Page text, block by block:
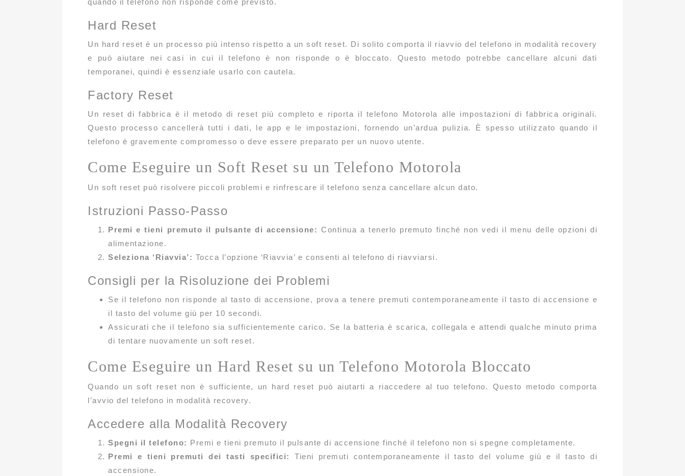
Hard Reset
Un hard reset è un processo più intenso rispetto a un soft reset. Di solito comporta il riavvio del telefono in modalità recovery
e può aiutare nei casi in cui il telefono è non risponde o è bloccato. Questo metodo potrebbe cancellare alcuni dati
temporanei, quindi è essenziale usarlo con cautela.
Factory Reset
Un reset di fabbrica è il metodo di reset più completo e riporta il telefono Motorola alle impostazioni di fabbrica originali.
Questo processo cancellerà tutti i dati, le app e le impostazioni, fornendo un’ardua pulizia. È spesso utilizzato quando il
telefono è gravemente compromesso o deve essere preparato per un nuovo utente.
Come Eseguire un Soft Reset su un Telefono Motorola
Un soft reset può risolvere piccoli problemi e rinfrescare il telefono senza cancellare alcun dato.
Istruzioni Passo-Passo
Premi e tieni premuto il pulsante di accensione: Continua a tenerlo premuto finché non vedi il menu delle opzioni di
alimentazione.
Seleziona ‘Riavvia’: Tocca l’opzione ‘Riavvia’ e consenti al telefono di riavviarsi.
Consigli per la Risoluzione dei Problemi
Se il telefono non risponde al tasto di accensione, prova a tenere premuti contemporaneamente il tasto di accensione e
il tasto del volume giù per 10 secondi.
Assicurati che il telefono sia sufficientemente carico. Se la batteria è scarica, collegala e attendi qualche minuto prima
di tentare nuovamente un soft reset.
Come Eseguire un Hard Reset su un Telefono Motorola Bloccato
Quando un soft reset non è sufficiente, un hard reset può aiutarti a riaccedere al tuo telefono. Questo metodo comporta
l’avvio del telefono in modalità recovery.
Accedere alla Modalità Recovery
Spegni il telefono: Premi e tieni premuto il pulsante di accensione finché il telefono non si spegne completamente.
Premi e tieni premuti dei tasti specifici:
Tieni premuti contemporaneamente il tasto del volume giù e il tasto di
accensione.